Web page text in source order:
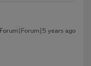
Forum|Forum|5 years ago